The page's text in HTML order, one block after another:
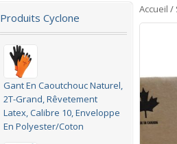
Accueil /
Produits Cyclone
Gant En Caoutchouc Naturel,
2T-Grand, Rêvetement
Latex, Calibre 10, Enveloppe
En Polyester/Coton